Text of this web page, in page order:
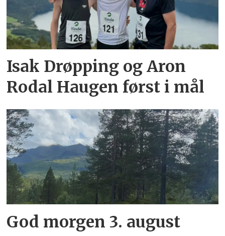
Isak Drøpping og Aron
Rodal Haugen først i mål
God morgen 3. august